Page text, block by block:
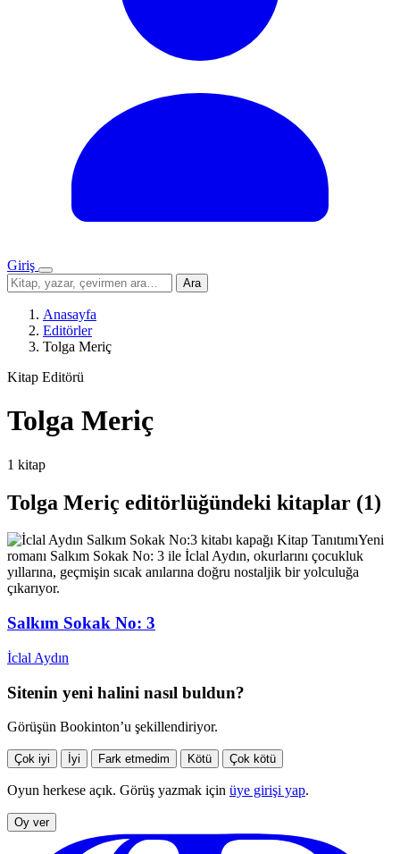
Giriş
Menü
Sitede
ara
Ara
Anasayfa
Editörler
Tolga Meriç
Kitap Editörü
Tolga Meriç
1 kitap
Tolga Meriç editörlüğündeki kitaplar (1)
Kitap TanıtımıYeni
romanı Salkım Sokak No: 3 ile İclal Aydın, okurlarını çocukluk
yıllarına, geçmişin sıcak anılarına doğru nostaljik bir yolculuğa
çıkarıyor.
Salkım Sokak No: 3
İclal Aydın
Sitenin yeni halini nasıl buldun?
Görüşün Bookinton’u şekillendiriyor.
Çok iyi İyi Fark etmedim Kötü Çok kötü
Oyun herkese açık. Görüş yazmak için üye girişi yap.
Oy ver